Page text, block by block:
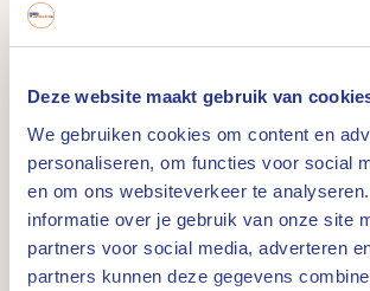
Deze website maakt gebruik van
We gebruiken cookies om content en
personaliseren, om functies voor social
en om ons websiteverkeer te
informatie over je gebruik van onze site
partners voor social media, adverteren
partners kunnen deze gegevens
Geurtsvenweg 4
6006 SN
Weert
Route